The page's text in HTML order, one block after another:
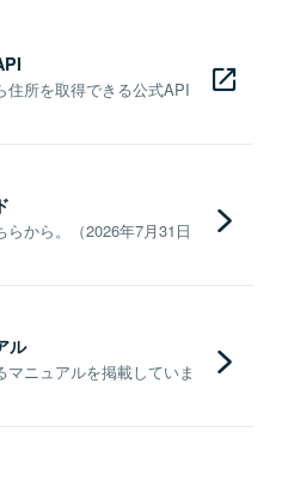
住所を取得できる公式API
から。（2026年7月31日
ル
ニュアルを掲載していま